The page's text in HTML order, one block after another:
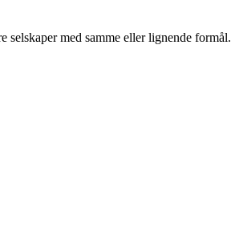
selskaper med samme eller lignende formål.